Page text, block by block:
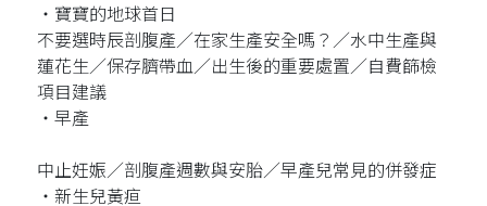
‧寶寶的地球首日
不要選時辰剖腹產／在家生產安全嗎？／水中生產與
蓮花生／保存臍帶血／出生後的重要處置／自費篩檢
項目建議
‧早產
中止妊娠／剖腹產週數與安胎／早產兒常見的併發症
‧新生兒黃疸